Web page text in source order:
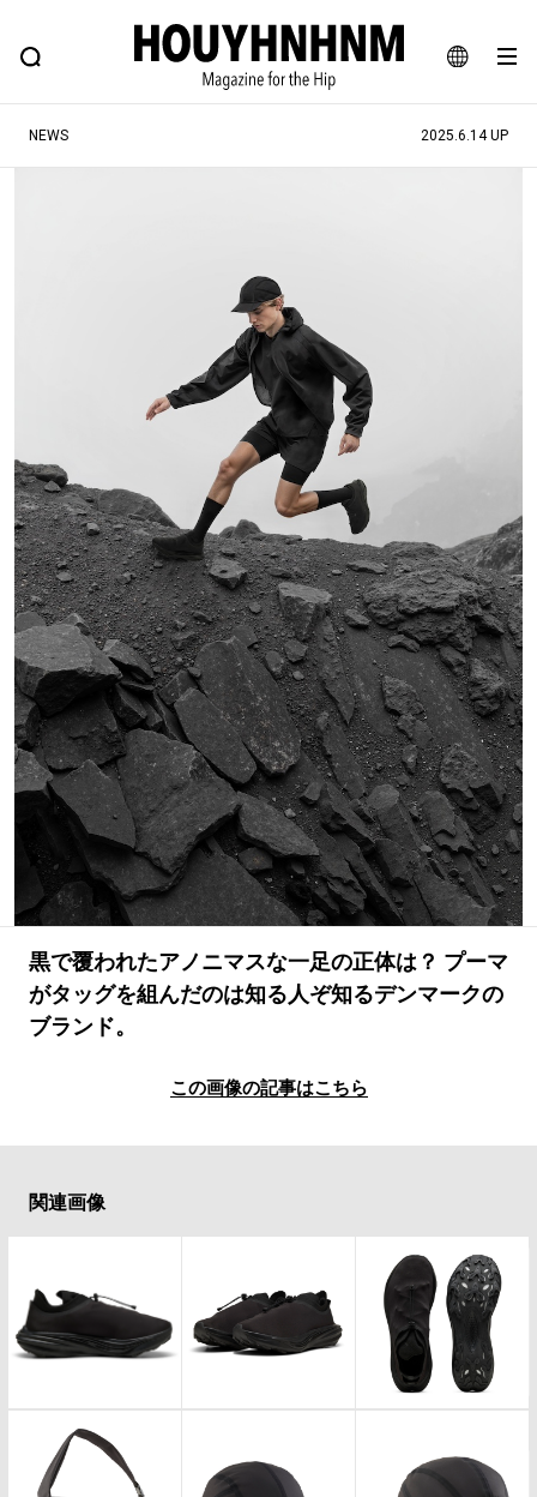
JA
EN
FEATURE BLOG SNAP
ヒップなファッション、カルチャー、ライフスタイルWEBマガジン
#ESSENTIAL DESIGNS #古着サミット
#マイナーグッド図鑑
#路地裏てぃーん。 #MONTHLY JOURNAL
#GH 銘品の所以 #フイナムのYouTube
#FOCUS IT #AH.H
#ととけん #FASHION #MUSIC
#LIFESTYLE #SNEAKER #OUTDOOR
#SPORTS #HANDSOME HANDBOOK
NEWS 2025.6.14 UP
黒で覆われたアノニマスな一足の正体は？ プーマ
がタッグを組んだのは知る人ぞ知るデンマークの
ブランド。
この画像の記事はこちら
関連画像